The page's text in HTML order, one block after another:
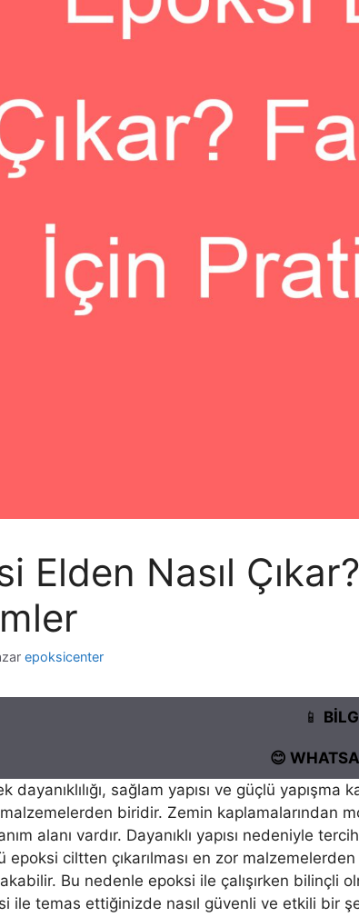
Elden Nasıl
epoksicenter
📱
😊
dayanıklılığı, sağlam yapısı ve güçlü
biridir. Zemin kaplamalarından
alanı vardır. Dayanıklı yapısı nedeniyle
epoksi ciltten çıkarılması en zor
Bu nedenle epoksi ile çalışırken
ile temas ettiğinizde nasıl güvenli ve etkili bir